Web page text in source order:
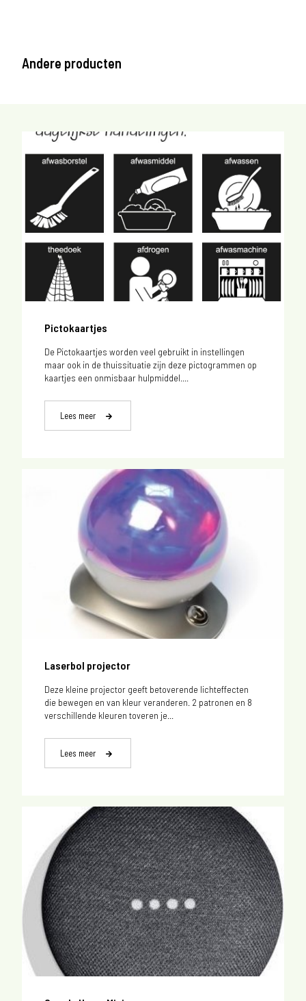
Andere producten
Pictokaartjes
De Pictokaartjes worden veel gebruikt in instellingen
maar ook in de thuissituatie zijn deze pictogrammen op
kaartjes een onmisbaar hulpmiddel....
Lees meer
Laserbol projector
Deze kleine projector geeft betoverende lichteffecten
die bewegen en van kleur veranderen. 2 patronen en 8
verschillende kleuren toveren je...
Lees meer